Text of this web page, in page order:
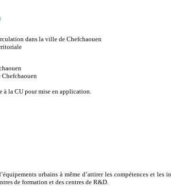
dans la ville de Chefchaouen
à la CU pour mise en application.
urbains à même d’attirer les compétences et les
de formation et des centres de R&D.